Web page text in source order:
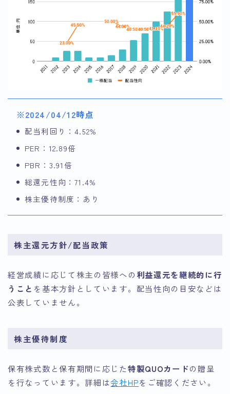
※2024/04/12時点
配当利回り：4.52%
PER：12.89倍
PBR：3.91倍
総還元性向：71.4%
株主優待制度：あり
株主還元方針/配当政策
経営成績に応じて株主の皆様への 利益還元を継続的に行
うこと を基本方針としています。配当性向の目安などは
公表していません。
株主優待制度
保有株式数と保有期間に応じた特製QUOカードの贈呈
を行なっています。詳細は会社HPをご確認ください。